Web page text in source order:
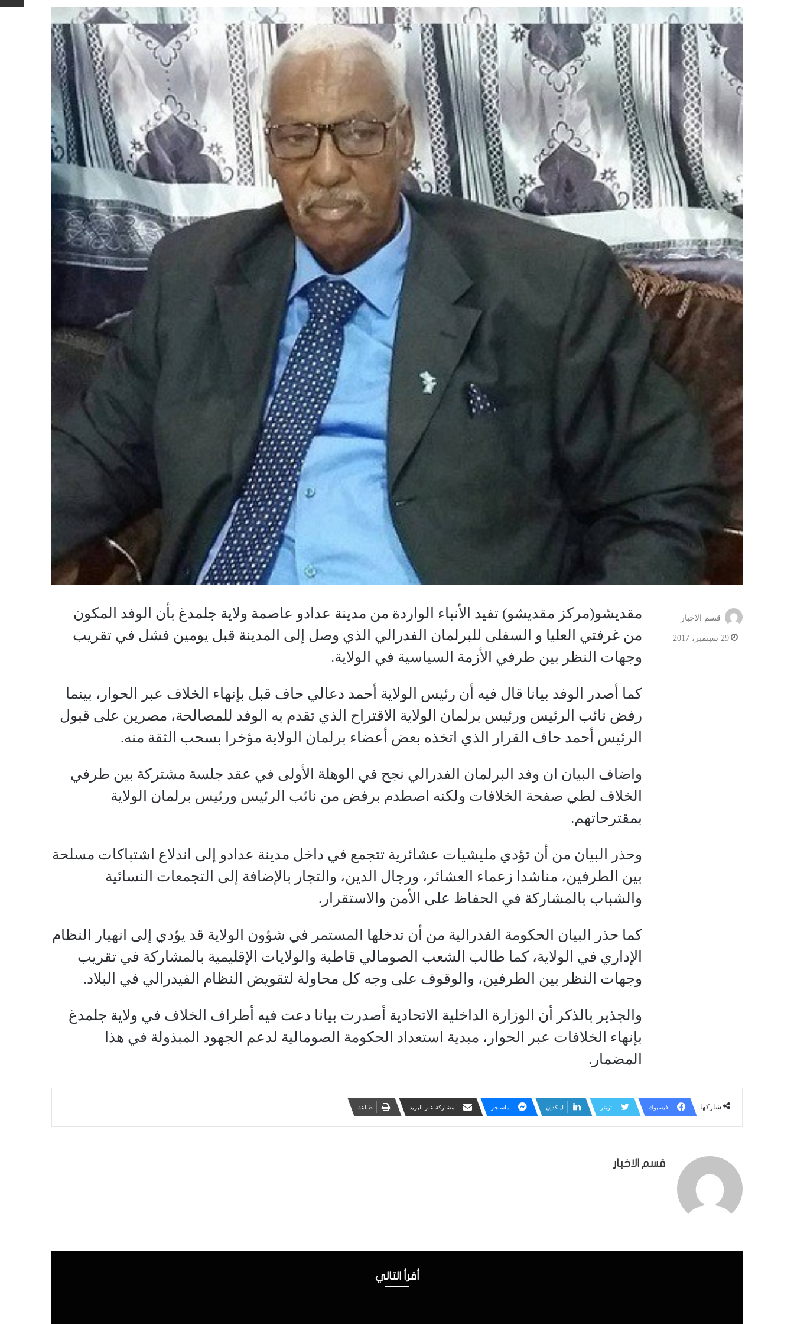
مقديشو(مركز مقديشو) تفيد الأنباء الواردة من مدينة عدادو عاصمة ولاية جلمدغ بأن الوفد المكون
من غرفتي العليا و السفلى للبرلمان الفدرالي الذي وصل إلى المدينة قبل يومين فشل في تقريب
وجهات النظر بين طرفي الأزمة السياسية في الولاية.
كما أصدر الوفد بيانا قال فيه أن رئيس الولاية أحمد دعالي حاف قبل بإنهاء الخلاف عبر الحوار، بينما
رفض نائب الرئيس ورئيس برلمان الولاية الاقتراح الذي تقدم به الوفد للمصالحة، مصرين على قبول
الرئيس أحمد حاف القرار الذي اتخذه بعض أعضاء برلمان الولاية مؤخرا بسحب الثقة منه.
واضاف البيان ان وفد البرلمان الفدرالي نجح في الوهلة الأولى في عقد جلسة مشتركة بين طرفي
الخلاف لطي صفحة الخلافات ولكنه اصطدم برفض من نائب الرئيس ورئيس برلمان الولاية
بمقترحاتهم.
وحذر البيان من أن تؤدي مليشيات عشائرية تتجمع في داخل مدينة عدادو إلى اندلاع اشتباكات مسلحة
بين الطرفين، مناشدا زعماء العشائر، ورجال الدين، والتجار بالإضافة إلى التجمعات النسائية
والشباب بالمشاركة في الحفاظ على الأمن والاستقرار.
كما حذر البيان الحكومة الفدرالية من أن تدخلها المستمر في شؤون الولاية قد يؤدي إلى انهيار النظام
الإداري في الولاية، كما طالب الشعب الصومالي قاطبة والولايات الإقليمية بالمشاركة في تقريب
وجهات النظر بين الطرفين، والوقوف على وجه كل محاولة لتقويض النظام الفيدرالي في البلاد.
والجذير بالذكر أن الوزارة الداخلية الاتحادية أصدرت بيانا دعت فيه أطراف الخلاف في ولاية جلمدغ
بإنهاء الخلافات عبر الحوار، مبدية استعداد الحكومة الصومالية لدعم الجهود المبذولة في هذا
المضمار.
قسم الاخبار
29 سبتمبر، 2017
شاركها فيسبوك تويتر لينكدإن ماسنجر مشاركة عبر البريد طباعة
قسم الاخبار
أقرأ التالي